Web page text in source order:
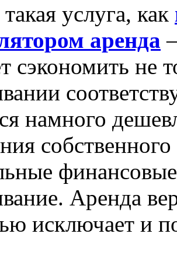
услуга, как
аренда
сэкономить не
намного
Аренда
исключает и